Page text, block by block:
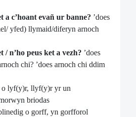
a c’hoant evañ ur banne? ’does
yfed) llymaid/diferyn arnoch
/ n’ho peus ket a vezh? ’does
chi? ’does arnoch chi ddim
o lyf(y)r, llyf(y)r yr un
briodas
o gorff, yn gorfforol